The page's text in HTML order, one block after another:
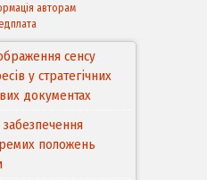
авторам
сенсу
у стратегічних
документах
положень